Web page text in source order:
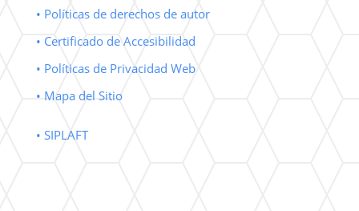
• Políticas de derechos de autor
• Certificado de Accesibilidad
• Políticas de Privacidad Web
• Mapa del Sitio
• SIPLAFT